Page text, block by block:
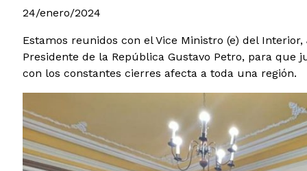
24/enero/2024
Estamos reunidos con el Vice Ministro (e) del
Presidente de la República Gustavo Petro, para
con los constantes cierres afecta a toda una región.